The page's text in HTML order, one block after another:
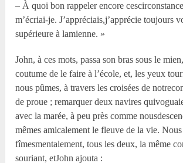
– À quoi bon rappeler encore
m’écriai-je. J’appréciais,j’apprécie toujours
supérieure à lamienne. »
John, à ces mots, passa son bras sous le
coutume de le faire à l’école, et, les yeux
nous pûmes, à travers les croisées de
de proue ; remarquer deux navires
avec la marée, à peu près comme
mêmes amicalement le fleuve de la vie. Nous
fîmesmentalement, tous les deux, la même
souriant, etJohn ajouta :